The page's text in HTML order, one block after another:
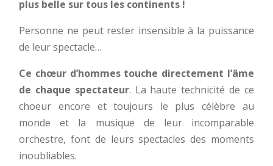
plus belle sur tous les continents !
Personne ne peut rester insensible à la puissance
de leur spectacle…
Ce chœur d’hommes touche directement l’âme
de chaque spectateur. La haute technicité de ce
choeur encore et toujours le plus célèbre au
monde et la musique de leur incomparable
orchestre, font de leurs spectacles des moments
inoubliables.